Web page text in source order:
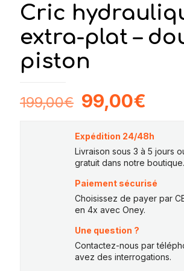
Cric
extra-plat –
piston
199,00€ Le
prix
initial
était :
199,00€.
99,00€
est :
Expédition 24/48h
Livraison sous 3 à 5 jours
gratuit dans notre boutique.
Paiement sécurisé
Choisissez de payer par
en 4x avec Oney.
Une question ?
Contactez-nous par
avez des interrogations.